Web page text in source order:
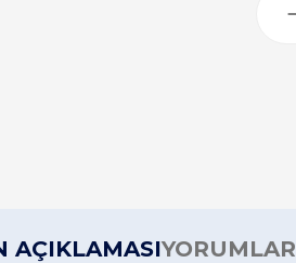
AÇIKLAMASIYORUMLAR